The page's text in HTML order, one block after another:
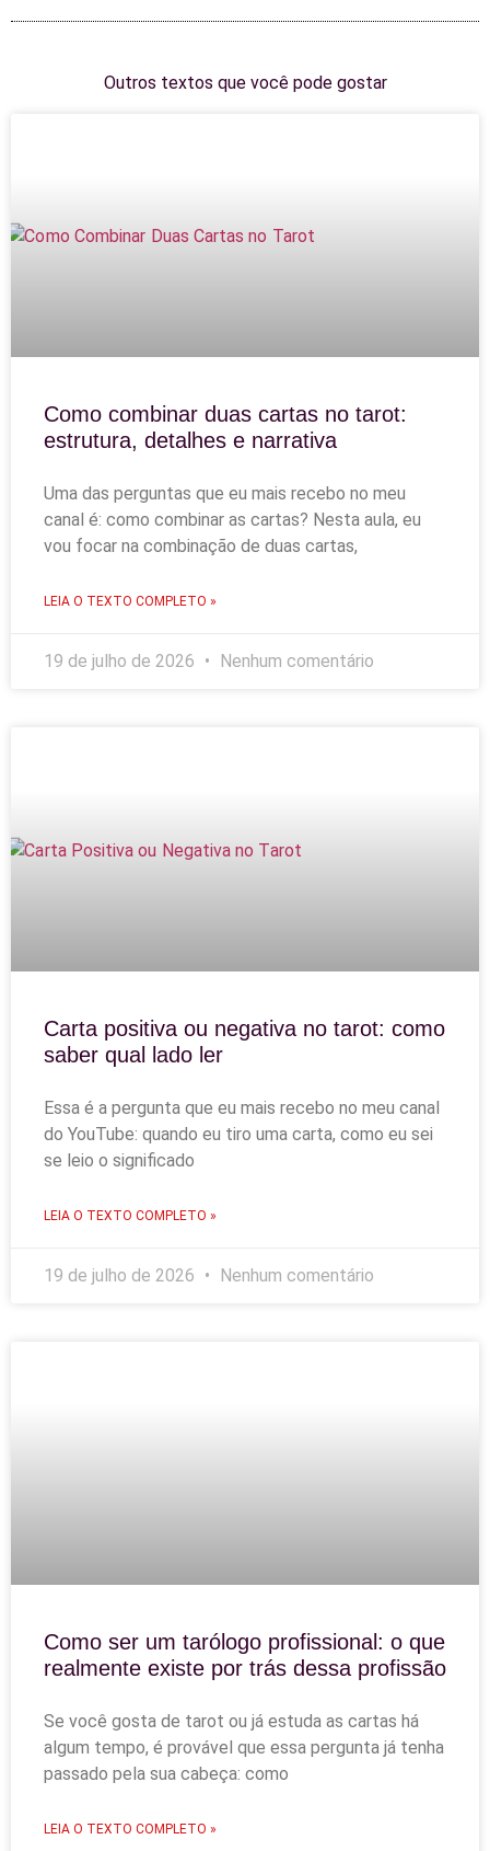
Outros textos que você pode gostar
Como combinar duas cartas no tarot:
estrutura, detalhes e narrativa
Uma das perguntas que eu mais recebo no meu
canal é: como combinar as cartas? Nesta aula, eu
vou focar na combinação de duas cartas,
LEIA O TEXTO COMPLETO »
19 de julho de 2026 Nenhum comentário
Carta positiva ou negativa no tarot: como
saber qual lado ler
Essa é a pergunta que eu mais recebo no meu canal
do YouTube: quando eu tiro uma carta, como eu sei
se leio o significado
LEIA O TEXTO COMPLETO »
19 de julho de 2026 Nenhum comentário
Como ser um tarólogo profissional: o que
realmente existe por trás dessa profissão
Se você gosta de tarot ou já estuda as cartas há
algum tempo, é provável que essa pergunta já tenha
passado pela sua cabeça: como
LEIA O TEXTO COMPLETO »